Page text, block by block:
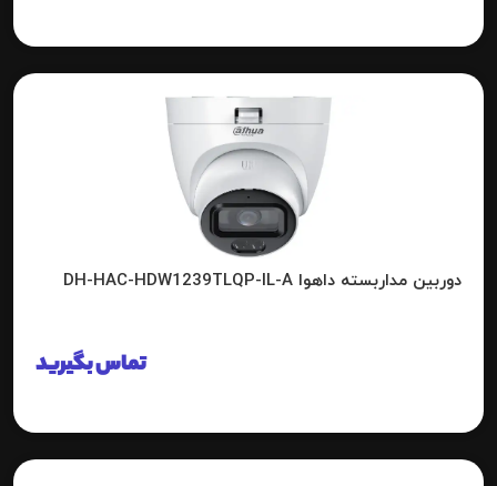
دوربین مداربسته داهوا DH-HAC-HDW1239TLQP-IL-A
تماس بگیرید